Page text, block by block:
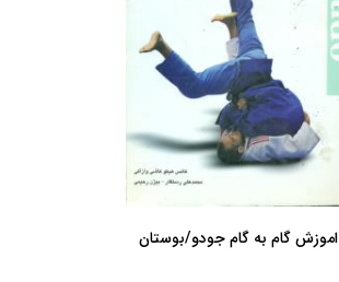
اموزش‏ گام‏ به ‏گام ‏جودو/بوستان